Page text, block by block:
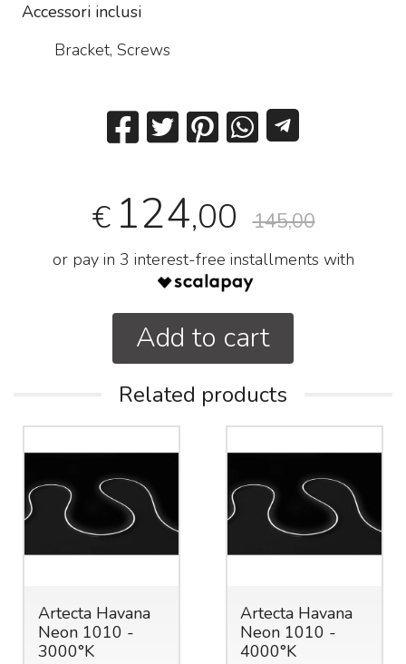
Accessori inclusi
Bracket, Screws
€ 124,00 145,00
or pay in 3 interest-free installments with
Add to cart
Related products
Artecta Havana
Neon 1010 -
3000°K
Artecta Havana
Neon 1010 -
4000°K